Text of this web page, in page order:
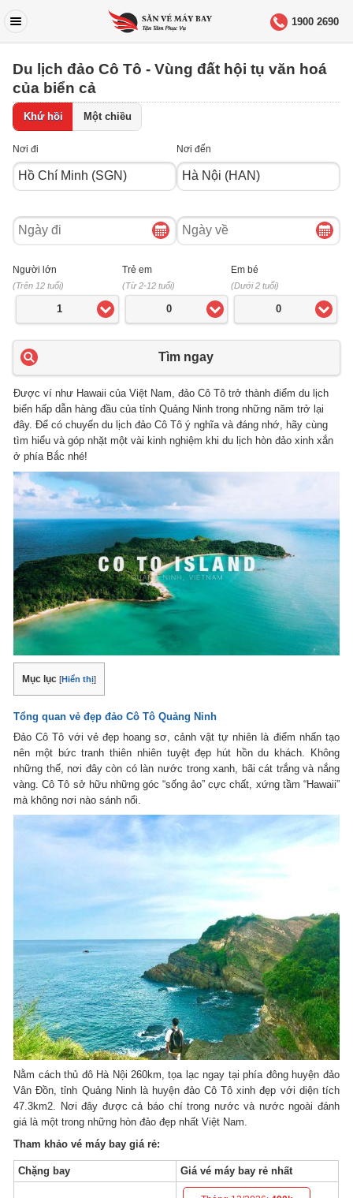
1900 2690
Du lịch đảo Cô Tô - Vùng đất hội tụ văn hoá
của biển cả
Khứ hồi Một chiều
Nơi đi Nơi đến
Ngày
đi
Ngày
về
Người lớn
(Trên 12 tuổi)
1
Trẻ em
(Từ 2-12 tuổi)
0
Em bé
(Dưới 2 tuổi)
0
Tìm ngay
Được ví như Hawaii của Việt Nam, đảo Cô Tô trở thành điểm du lịch
biển hấp dẫn hàng đầu của tỉnh Quảng Ninh trong những năm trở lại
đây.Để có chuyến du lịch đảo Cô Tô ý nghĩa và đáng nhớ, hãy cùng
tìm hiểu và góp nhặt một vài kinh nghiệm khi du lịch hòn đảo xinh xắn
ở phía Bắc nhé!
Mục lục [Hiển thị]
Tổng quan vẻ đẹp đảo Cô Tô Quảng Ninh
Đảo Cô Tô với vẻ đẹp hoang sơ, cảnh vật tự nhiên là điểm nhấn tạo
nên một bức tranh thiên nhiên tuyệt đẹp hút hồn du khách. Không
những thế, nơi đây còn có làn nước trong xanh, bãi cát trắng và nắng
vàng. Cô Tô sở hữu những góc “sống ảo” cực chất, xứng tầm “Hawaii”
mà không nơi nào sánh nổi.
Nằm cách thủ đô Hà Nội 260km, tọa lạc ngay tại phía đông huyện đảo
Vân Đồn, tỉnh Quảng Ninh là huyện đảo Cô Tô xinh đẹp với diện tích
47.3km2. Nơi đây được cả báo chí trong nước và nước ngoài đánh
giá là một trong những hòn đảo đẹp nhất Việt Nam.
Tham khảo vé máy bay giá rẻ:
Chặng bay Giá vé máy bay rẻ nhất